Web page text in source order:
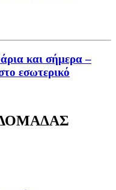
και σήμερα –
εσωτερικό